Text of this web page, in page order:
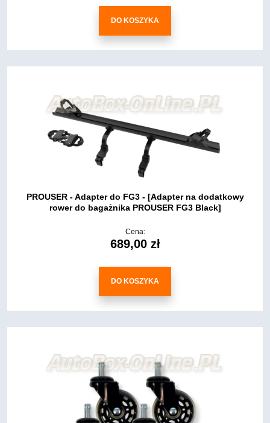
DO KOSZYKA
PROUSER - Adapter do FG3 - [Adapter na dodatkowy
rower do bagażnika PROUSER FG3 Black]
Cena:
689,00 zł
DO KOSZYKA